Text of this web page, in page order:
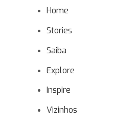
Home
Stories
Saiba
Explore
Inspire
Vizinhos